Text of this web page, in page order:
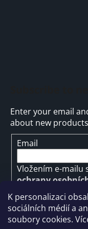
K personalizaci
sociálních médií a
soubory cookies.
Enter your email
about new
Email
Vložením e-mailu
ochrany
SUBSCRIBE